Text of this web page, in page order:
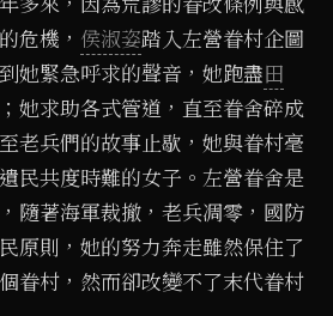
危機， 侯淑姿踏入左營眷村企圖
她緊急呼求的聲音，她跑盡田
她求助各式管道，直至眷舍碎成
老兵們的故事止歇，她與眷村毫
民共度時難的女子。左營眷舍是
隨著海軍裁撤，老兵凋零，國防
原則，她的努力奔走雖然保住了
眷村，然而卻改變不了末代眷村